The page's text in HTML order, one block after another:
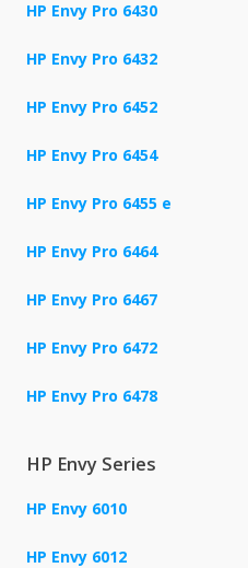
HP Envy Pro 6430
HP Envy Pro 6432
HP Envy Pro 6452
HP Envy Pro 6454
HP Envy Pro 6455 e
HP Envy Pro 6464
HP Envy Pro 6467
HP Envy Pro 6472
HP Envy Pro 6478
HP Envy Series
HP Envy 6010
HP Envy 6012